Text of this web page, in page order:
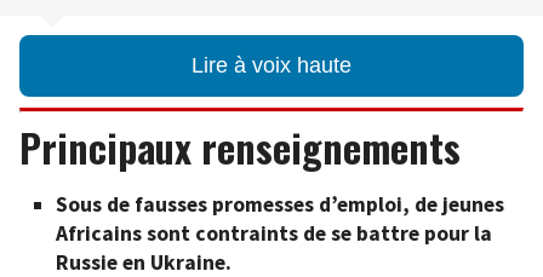
Lire à voix haute
Principaux renseignements
Sous de fausses promesses d’emploi, de jeunes
Africains sont contraints de se battre pour la
Russie en Ukraine.